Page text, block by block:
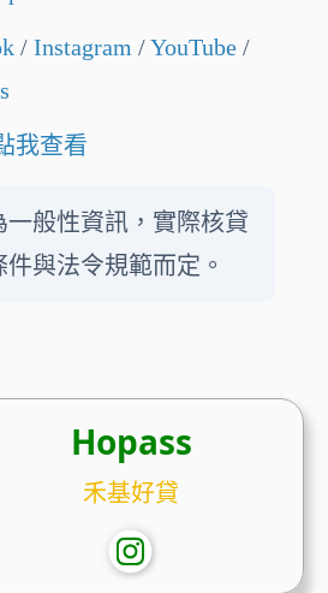
/ Instagram /YouTube /
我查看
一般性資訊，實際核貸
與法令規範而定。
Hopass
禾基好貸